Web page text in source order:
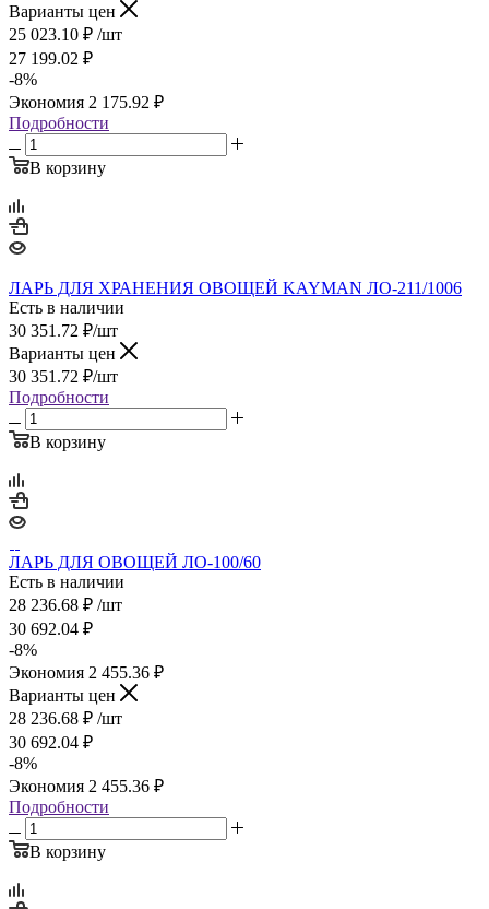
Варианты цен
25 023.10 ₽ /шт
27 199.02 ₽
-8%
Экономия 2 175.92 ₽
Подробности
В корзину
ЛАРЬ ДЛЯ ХРАНЕНИЯ ОВОЩЕЙ KAYMAN ЛО-211/1006
Есть в наличии
30 351.72 ₽/шт
Варианты цен
30 351.72 ₽/шт
Подробности
В корзину
ЛАРЬ ДЛЯ ОВОЩЕЙ ЛО-100/60
Есть в наличии
28 236.68 ₽ /шт
30 692.04 ₽
-8%
Экономия 2 455.36 ₽
Варианты цен
28 236.68 ₽ /шт
30 692.04 ₽
-8%
Экономия 2 455.36 ₽
Подробности
В корзину